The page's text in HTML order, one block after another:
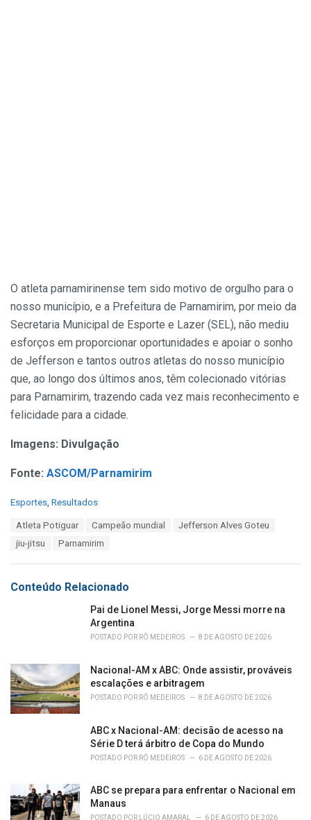
O atleta parnamirinense tem sido motivo de orgulho para o
nosso município, e a Prefeitura de Parnamirim, por meio da
Secretaria Municipal de Esporte e Lazer (SEL), não mediu
esforços em proporcionar oportunidades e apoiar o sonho
de Jefferson e tantos outros atletas do nosso município
que, ao longo dos últimos anos, têm colecionado vitórias
para Parnamirim, trazendo cada vez mais reconhecimento e
felicidade para a cidade.
Imagens: Divulgação
Fonte: ASCOM/Parnamirim
C
i
Esportes Resultados
Atleta Potiguar Campeão mundial
Jefferson Alves Goteu
jiu-jitsu
Parnamirim
Conteúdo Relacionado
Pai de Lionel Messi, Jorge Messi morre na
Argentina
POSTADO POR RÔ MEDEIROS 8 DE AGOSTO DE 2026
Nacional-AM x ABC: Onde assistir, prováveis
escalações e arbitragem
POSTADO POR RÔ MEDEIROS 8 DE AGOSTO DE 2026
ABC x Nacional-AM: decisão de acesso na
Série D terá árbitro de Copa do Mundo
POSTADO POR RÔ MEDEIROS 6 DE AGOSTO DE 2026
ABC se prepara para enfrentar o Nacional em
Manaus
POSTADO POR LÚCIO AMARAL 6 DE AGOSTO DE 2026